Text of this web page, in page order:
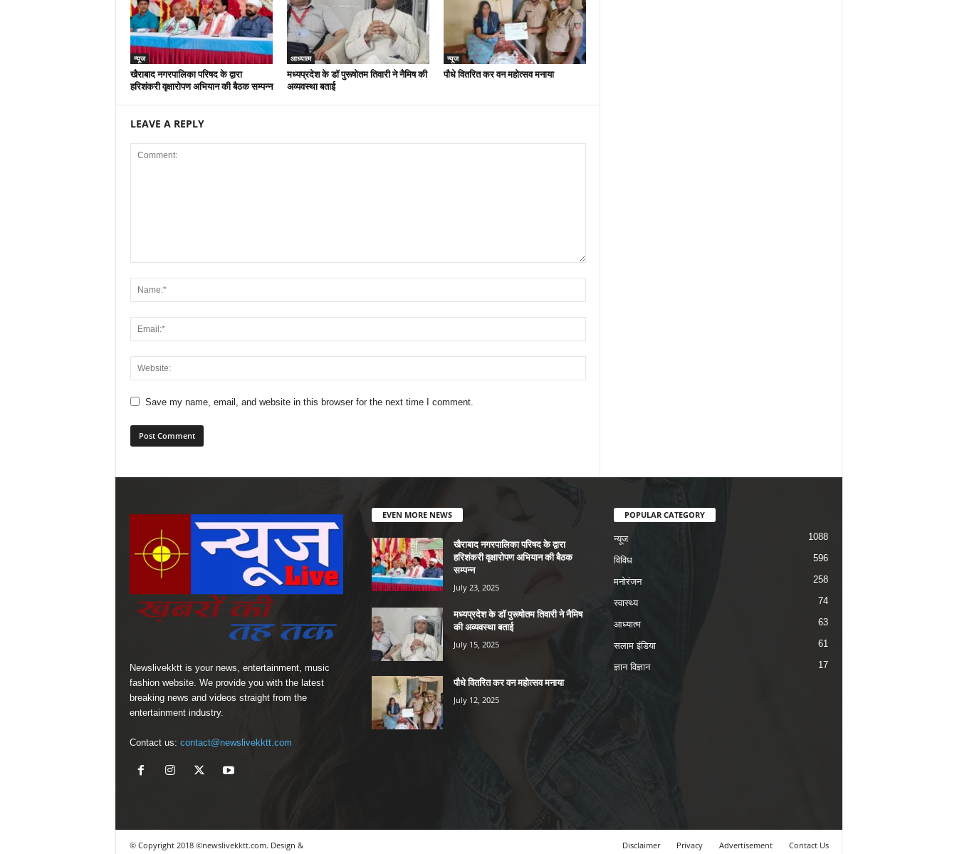
न्यूज
खैराबाद नगरपालिका परिषद के द्वारा
हरिशंकरी वृक्षारोपण अभियान की बैठक सम्पन्न
आध्यात्म
मध्यप्रदेश के डॉ पुरूषोतम तिवारी ने नैमिष की
अव्यवस्था बताई
न्यूज
पौधे वितरित कर वन महोत्सव मनाया
LEAVE A REPLY
Save my name, email, and website in this browser for the next time I comment.
Newslivekktt is your news, entertainment, music
fashion website. We provide you with the latest
breaking news and videos straight from the
entertainment industry.
Contact us: contact@newslivekktt.com
EVEN MORE NEWS
खैराबाद नगरपालिका परिषद के द्वारा
हरिशंकरी वृक्षारोपण अभियान की बैठक
सम्पन्न
July 23, 2025
मध्यप्रदेश के डॉ पुरूषोतम तिवारी ने नैमिष
की अव्यवस्था बताई
July 15, 2025
पौधे वितरित कर वन महोत्सव मनाया
July 12, 2025
POPULAR CATEGORY
न्यूज 1088
विविध 596
मनोरंजन 258
स्वास्थ्य 74
आध्यात्म 63
सलाम इंडिया 61
ज्ञान विज्ञान 17
Disclaimer Privacy Advertisement Contact Us
© Copyright 2018 ©newslivekktt.com. Design &